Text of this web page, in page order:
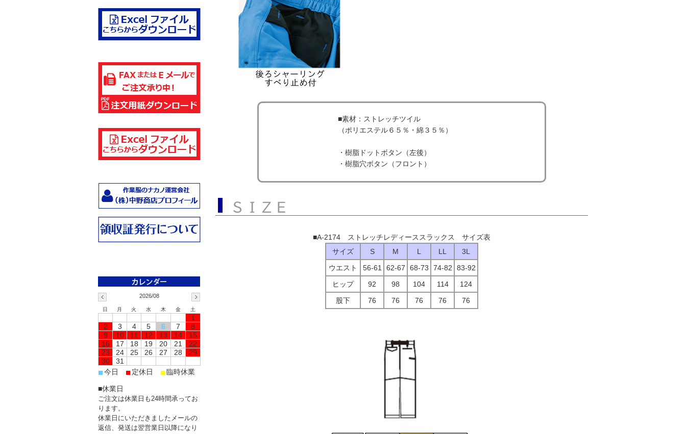
■素材：ストレッチツイル
（ポリエステル６５％・綿３５％）
・樹脂ドットボタン（左後）
・樹脂穴ボタン（フロント）
■A-2174 ストレッチレディーススラックス サイズ表
サイズ
S M L LL
3L
ウエスト
56-61 62-67 68-73 74-82
83-92
ヒップ
92 98 104 114
124
股下
76 76 76 76 76
2026/08
日 月 火 水 木 金 土
1
2
3 4 5 6 7
8
9
10 11 12 13 14
15
16
17 18 19 20 21
22
23
24 25 26 27 28
29
30
31
■今日 ■定休日 ■臨時休業
■休業日
ご注文は休業日も24時間承ってお
ります。
休業日にいただきましたメールの
返信、発送は翌営業日以降になり